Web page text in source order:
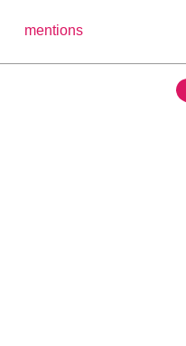
mentions